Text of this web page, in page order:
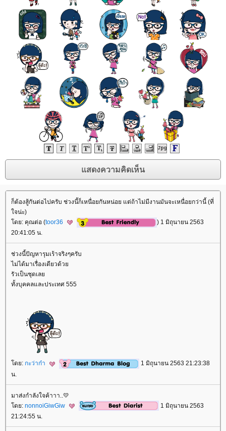
ก็ต้องสู้กันต่อไปครับ ช่วงนี้ก็เหนื่อยกันหน่อย แต่ถ้าไม่มีงานมันจะเหนื่อยกว่านี้ (ที่
จน่ะ)
ดย: คุณต่อ (toor36
) 1 มิถุนายน 2563
20:41:05 น.
ช่วงนี้ปัญหารุมเร้าจริงๆครับ
ไม่ได้มาเรื่องเดียวด้ว
รัวเป็นชุดเล
ทั้งบุคคลและประเทศ 555
ดย: กะว่าก๋า
1 มิถุนายน 2563 21:23:38
น.
มาส่งกำลังใจค้าาา..💛
ดย: nonnoiGiwGiw
1 มิถุนายน 2563
21:24:55 น.